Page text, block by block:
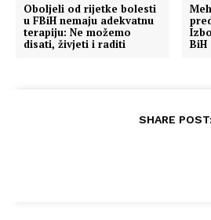
Oboljeli od rijetke bolesti
u FBiH nemaju adekvatnu
terapiju: Ne možemo
disati, živjeti i raditi
BiH
SHARE POST: